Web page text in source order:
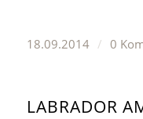
18.09.2014 / 0
LABRADOR